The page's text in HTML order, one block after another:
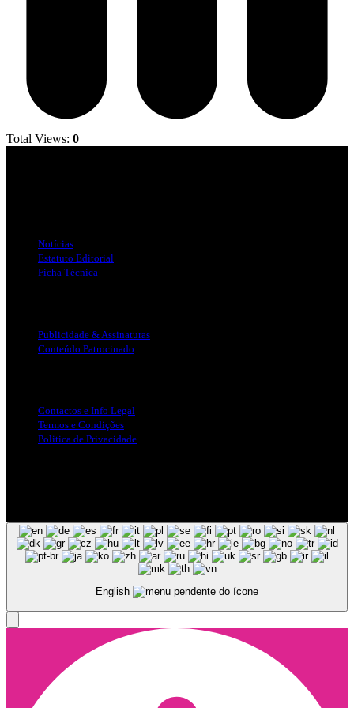
Total Views: 0
Notícias
Estatuto Editorial
Ficha Técnica
Publicidade & Assinaturas
Conteúdo Patrocinado
Contactos e Info Legal
Termos e Condições
Politica de Privacidade
English